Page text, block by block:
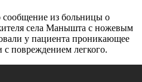
из больницы о
села Манышта с ножевым
у пациента проникающее
с повреждением легкого.